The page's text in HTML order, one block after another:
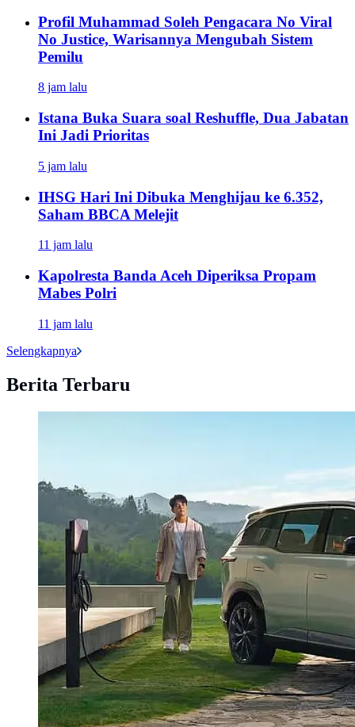
Profil Muhammad Soleh Pengacara No Viral
No Justice, Warisannya Mengubah Sistem
Pemilu
8 jam lalu
Istana Buka Suara soal Reshuffle, Dua Jabatan
Ini Jadi Prioritas
5 jam lalu
IHSG Hari Ini Dibuka Menghijau ke 6.352,
Saham BBCA Melejit
11 jam lalu
Kapolresta Banda Aceh Diperiksa Propam
Mabes Polri
11 jam lalu
Selengkapnya
Berita Terbaru